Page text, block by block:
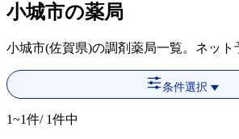
小城市の薬局
小城市(佐賀県)の調剤薬局一覧。ネッ
条件選択
1~1件/ 1件中